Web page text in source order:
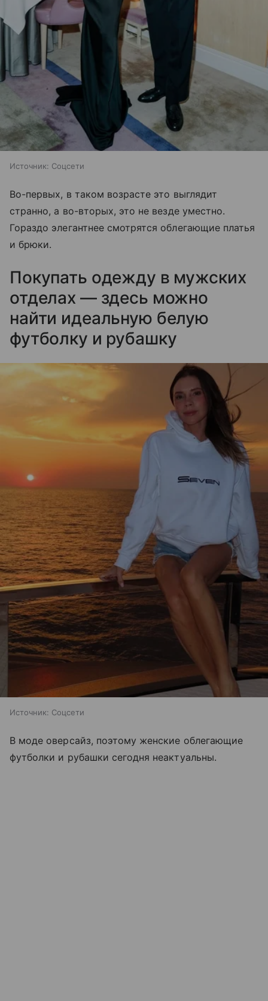
Источник: Соцсети
Во-первых, в таком возрасте это выглядит
странно, а во-вторых, это не везде уместно.
Гораздо элегантнее смотрятся облегающие платья
и брюки.
Покупать одежду в мужских
отделах — здесь можно
найти идеальную белую
футболку и рубашку
Источник: Соцсети
В моде оверсайз, поэтому женские облегающие
футболки и рубашки сегодня неактуальны.